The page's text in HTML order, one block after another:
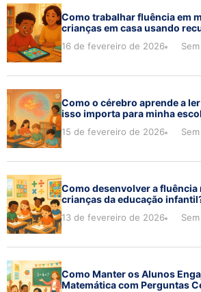
Como trabalhar fluência em
crianças em casa usando
16 de fevereiro de 2026
Como o cérebro aprende a
isso importa para minha
15 de fevereiro de 2026
Como desenvolver a fluência
crianças da educação
13 de fevereiro de 2026
Como Manter os Alunos
Matemática com Perguntas